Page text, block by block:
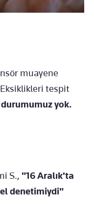
muayene
tespit
yok.
S., "16 Aralık'ta
denetimiydi"